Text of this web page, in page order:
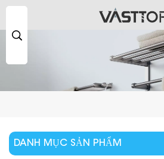
DANH MỤC SẢN PHẨM